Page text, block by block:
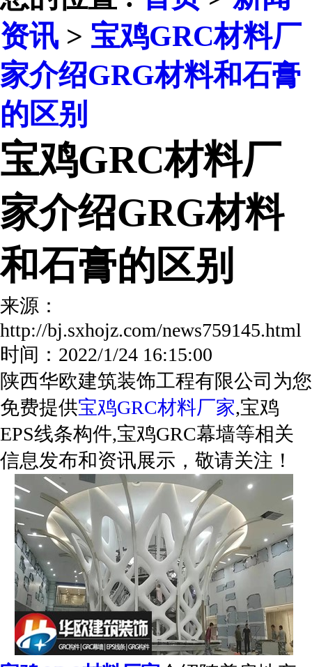
资讯 > 宝鸡GRC材料厂
家介绍GRG材料和石膏
的区别
宝鸡GRC材料厂
家介绍GRG材料
和石膏的区别
来源：
http://bj.sxhojz.com/
时间：2022/1/24 16:15:00
陕西华欧建筑装饰工程有限公司为您
免费提供宝鸡GRC材料厂家,宝鸡
EPS线条构件,宝鸡GRC幕墙等相关
信息发布和资讯展示，敬请关注！